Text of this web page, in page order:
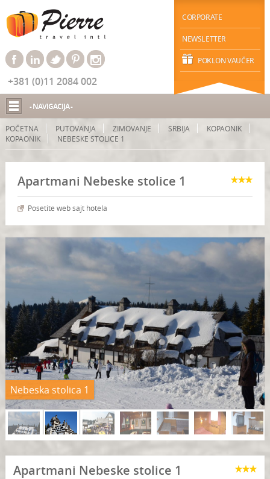
CORPORATE
NEWSLETTER
POKLON VAUČER
+381 (0)11 2084 002
- NAVIGACIJA -
POČETNA PUTOVANJA ZIMOVANJE SRBIJA
KOPAONIK
KOPAONIK
NEBESKE STOLICE 1
Apartmani Nebeske stolice 1
Posetite web sajt hotela
Nebeska stolica 1
Apartmani Nebeske stolice 1